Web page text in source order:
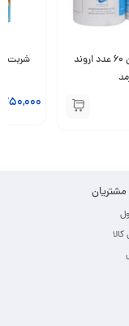
قرص فولیکوژن 60 عدد اروند
کالا